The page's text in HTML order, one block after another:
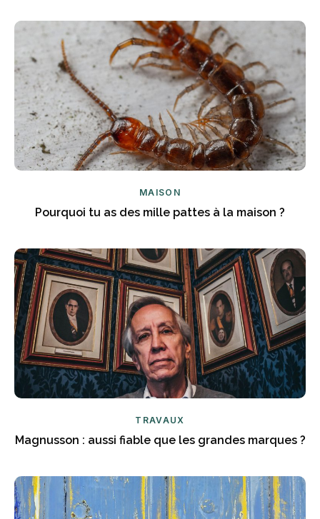
MAISON
Pourquoi tu as des mille pattes à la maison ?
TRAVAUX
Magnusson : aussi fiable que les grandes marques ?